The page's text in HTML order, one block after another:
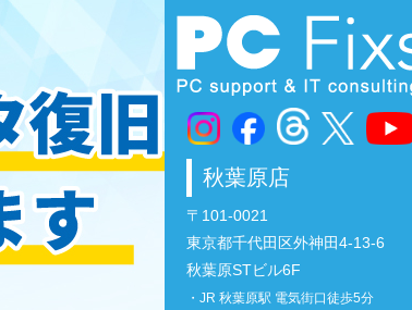
秋葉原店
〒101-0021
東京都千代田区外神田4-13-6
秋葉原STビル6F
・JR 秋葉原駅 電気街口徒歩5分